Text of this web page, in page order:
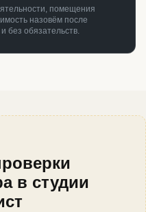
помещения
назовём после
без обязательств.
в студии